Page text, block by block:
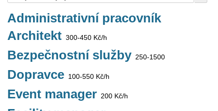
Administrativní pracovník
Architekt 300-450 Kč/h
Bezpečnostní služby 250-1500
Dopravce 100-550 Kč/h
Event manager 200 Kč/h